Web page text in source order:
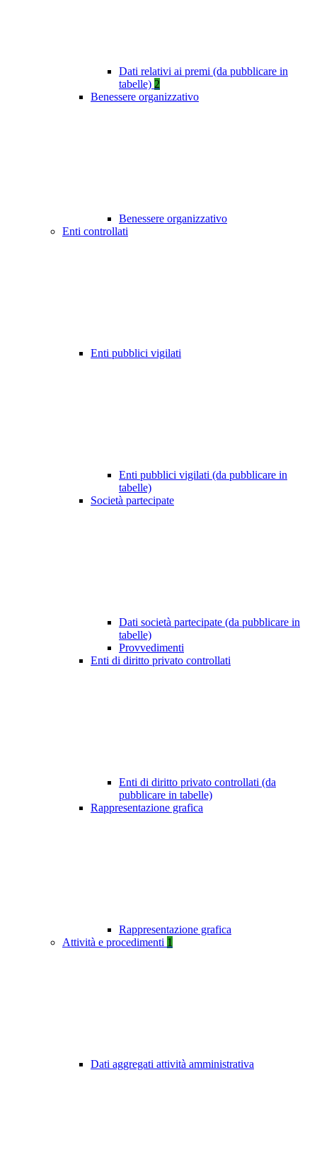
Dati relativi ai premi (da pubblicare in
tabelle) 2
Benessere organizzativo
Benessere organizzativo
Enti controllati
Enti pubblici vigilati
Enti pubblici vigilati (da pubblicare in
tabelle)
Società partecipate
Dati società partecipate (da pubblicare in
tabelle)
Provvedimenti
Enti di diritto privato controllati
Enti di diritto privato controllati (da
pubblicare in tabelle)
Rappresentazione grafica
Rappresentazione grafica
Attività e procedimenti 1
Dati aggregati attività amministrativa